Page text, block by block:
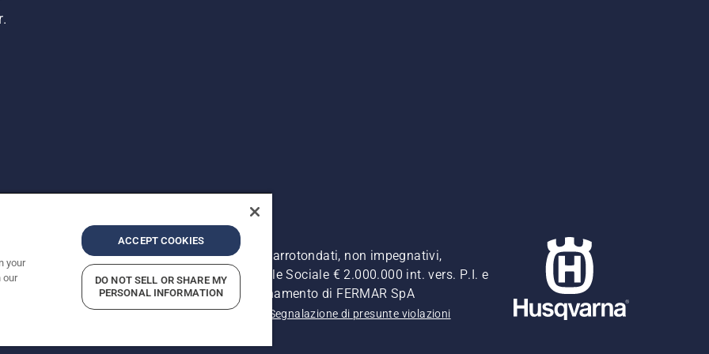
pubblicati si intendono raccomandati e arrotondati, non impegnativi,
Retrone, 49 - 36077 Altavilla Vic. (VI) - Capitale Sociale € 2.000.000 int. vers. P.I. e
- Soggetta alla Direzione e al Coordinamento di FERMAR SpA
Informativa sulla privacy Riferimenti Segnalazione di presunte violazioni
your
our
ACCEPT COOKIES
DO NOT SELL OR SHARE MY
PERSONAL INFORMATION